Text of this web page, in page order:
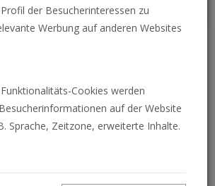
Christi ‚ist
war der größte Prophet aller
Er auf der Erde war, offenbarte
der Besucherinteressen zu
Werbung auf anderen Websites
Cookies werden
auf der Website
Sprache, Zeitzone, erweiterte Inhalte.